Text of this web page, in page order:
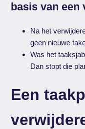
basis van een
Na het
geen nieuwe
Was het
Dan stopt die
Een